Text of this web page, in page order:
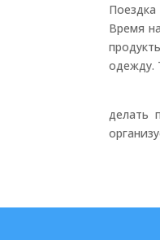
Время
одежду.
Мы
делать